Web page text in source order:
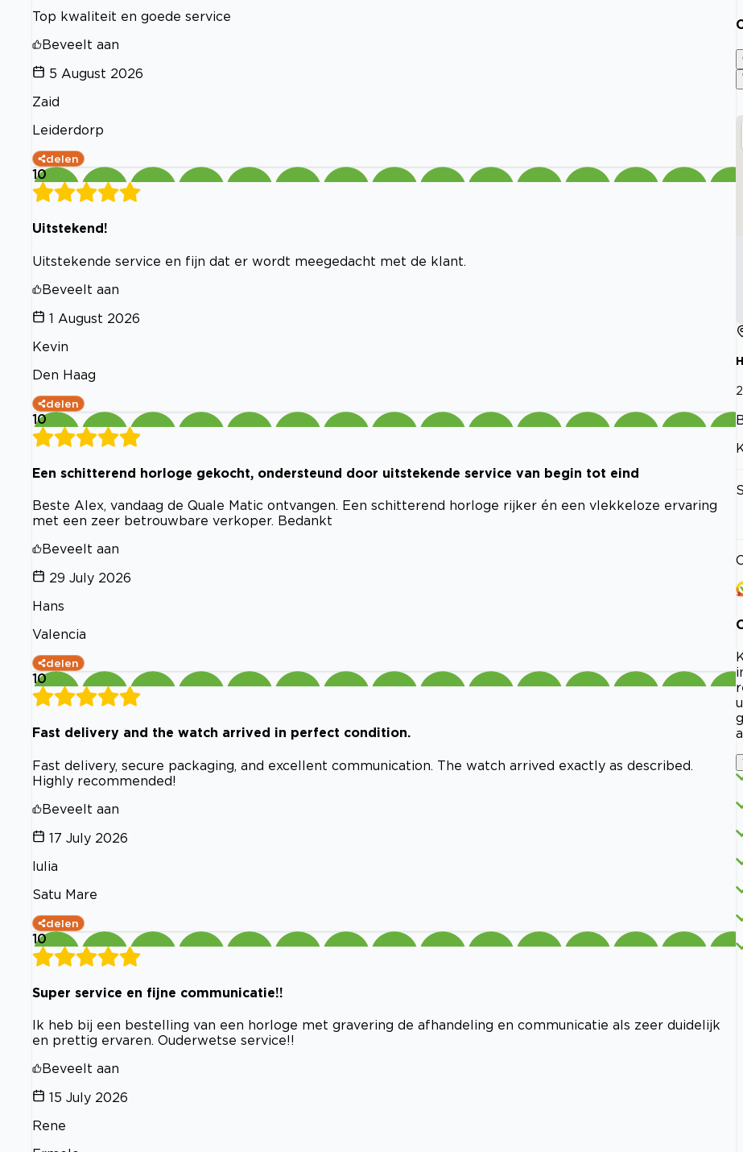
Top kwaliteit en goede service
Beveelt aan
5 August 2026
Zaid
Leiderdorp
delen
10
Uitstekend!
Uitstekende service en fijn dat er wordt meegedacht met de klant.
Beveelt aan
1 August 2026
Kevin
Den Haag
delen
10
Een schitterend horloge gekocht, ondersteund door uitstekende service van begin tot eind
Beste Alex, vandaag de Quale Matic ontvangen. Een schitterend horloge rijker én een vlekkeloze ervaring
met een zeer betrouwbare verkoper. Bedankt
Beveelt aan
29 July 2026
Hans
Valencia
delen
10
Fast delivery and the watch arrived in perfect condition.
Fast delivery, secure packaging, and excellent communication. The watch arrived exactly as described.
Highly recommended!
Beveelt aan
17 July 2026
Iulia
Satu Mare
delen
10
Super service en fijne communicatie!!
Ik heb bij een bestelling van een horloge met gravering de afhandeling en communicatie als zeer duidelijk
en prettig ervaren. Ouderwetse service!!
Beveelt aan
15 July 2026
Rene